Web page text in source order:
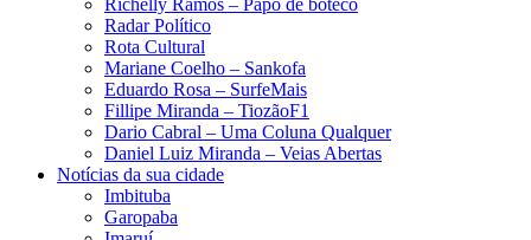
Radar Político
Rota Cultural
Mariane Coelho – Sankofa
Eduardo Rosa​ – SurfeMais
Fillipe Miranda – TiozãoF1
Dario Cabral – Uma Coluna Qualquer
Daniel Luiz Miranda – Veias Abertas
Notícias da sua cidade
Imbituba
Garopaba